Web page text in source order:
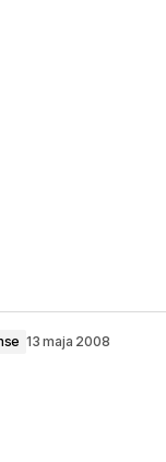
13 maja 2008